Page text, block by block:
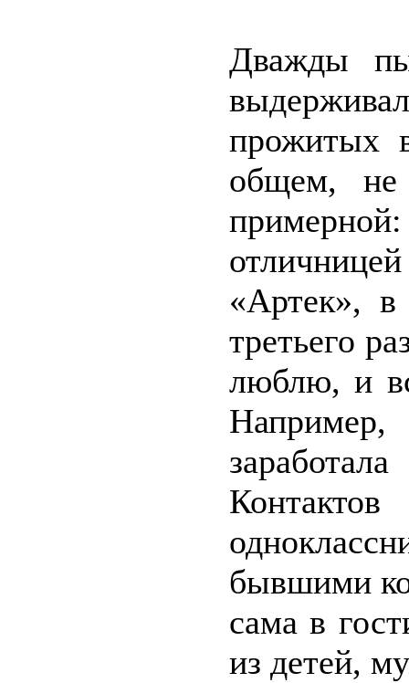
Дважды
прожитых
общем,
«Артек»,
третьего
люблю, и
бывшими
сама в
из детей,